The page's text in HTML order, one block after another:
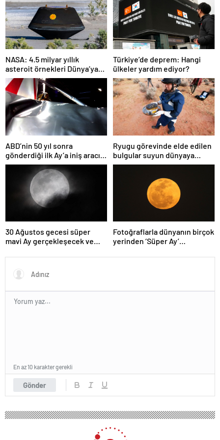
NASA: 4.5 milyar yıllık
asteroit örnekleri Dünya’ya
getirildi; yaşamın
başlangıcına ışık tutabilir
Türkiye’de deprem: Hangi
ülkeler yardım ediyor?
ABD’nin 50 yıl sonra
gönderdiği ilk Ay’a iniş aracı
Peregrine atmosferde
yanarak denize düştü
Ryugu görevinde elde edilen
bulgular suyun dünyaya
asteroitlerce getirilmiş
30 Ağustos gecesi süper
mavi Ay gerçekleşecek ve
olacak
Fotoğraflarla dünyanın birçok
yerinden ‘Süper Ay’
Gönder
En az 10 karakter gerekli